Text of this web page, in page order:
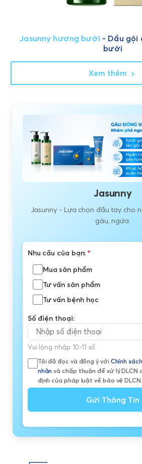
Jasunny hương bưởi - Dầu gội
bưởi
Xem thêm
Jasunny
Jasunny - Lựa chọn đầu tay cho
gàu, ngứa.
Nhu cầu của bạn:*
Mua sản phẩm
Tư vấn sản phẩm
Tư vấn bệnh học
Số điện thoại:
Vui lòng nhập 10-11 số
Tôi đã đọc và đồng ý với Chính
nhân và chấp thuận để xử lý DLCN
định của pháp luật về bảo vệ DLCN.
Gửi Thông Tin